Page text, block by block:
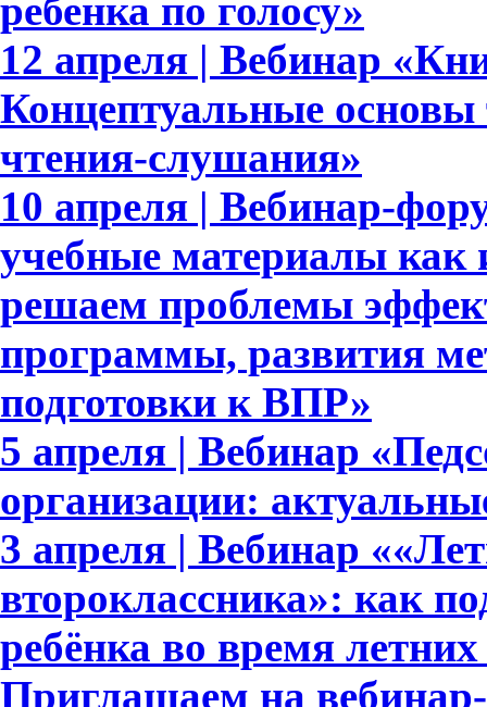
ребенка по голосу»
12 апреля | Вебинар
Концептуальные основы
чтения-слушания»
10 апреля | Вебинар-
учебные материалы как
решаем проблемы
программы, развития
подготовки к ВПР»
5 апреля | Вебинар
организации:
3 апреля | Вебинар
второклассника»: как
ребёнка во время
Приглашаем на